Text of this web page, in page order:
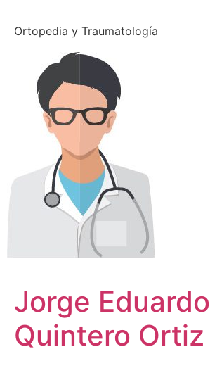
Ortopedia y Traumatología
Jorge Eduardo
Quintero Ortiz